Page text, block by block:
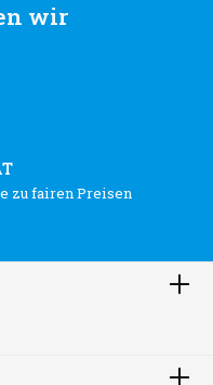
wir
zu fairen Preisen